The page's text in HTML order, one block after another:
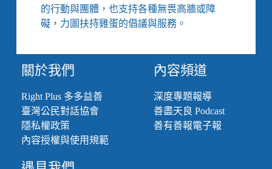
的行動與團體，也支持各種無畏高牆或障
礙，力圖扶持雞蛋的倡議與服務。
關於我們
Right Plus 多多益善
臺灣公民對話協會
隱私權政策
內容授權與使用規範
內容頻道
深度專題報導
善盡天良 Podcast
善有善報電子報